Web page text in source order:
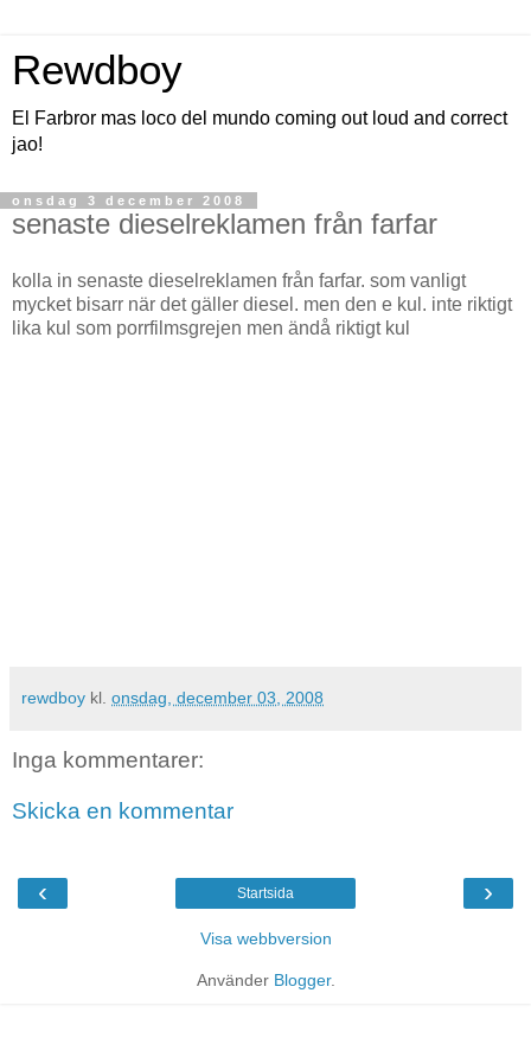
Rewdboy
El Farbror mas loco del mundo coming out loud and correct
jao!
onsdag 3 december 2008
senaste dieselreklamen från farfar
kolla in senaste dieselreklamen från farfar. som vanligt
mycket bisarr när det gäller diesel. men den e kul. inte riktigt
lika kul som porrfilmsgrejen men ändå riktigt kul
rewdboy kl. onsdag, december 03, 2008
Inga kommentarer:
Skicka en kommentar
‹ ›
Startsida
Visa webbversion
Använder Blogger.